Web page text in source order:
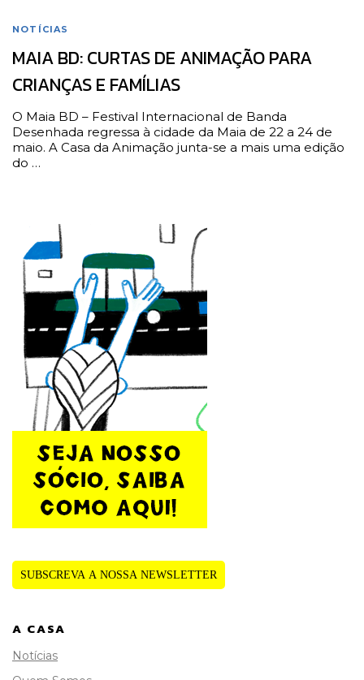
NOTÍCIAS
MAIA BD: CURTAS DE ANIMAÇÃO PARA
CRIANÇAS E FAMÍLIAS
O Maia BD – Festival Internacional de Banda
Desenhada regressa à cidade da Maia de 22 a 24 de
maio. A Casa da Animação junta-se a mais uma edição
do …
SUBSCREVA A NOSSA NEWSLETTER
A CASA
Notícias